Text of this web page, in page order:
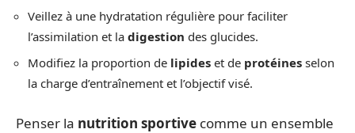
Veillez à une hydratation régulière pour faciliter
l’assimilation et la digestion des glucides.
Modifiez la proportion de lipides et de protéines selon
la charge d’entraînement et l’objectif visé.
Penser la nutrition sportive comme un ensemble